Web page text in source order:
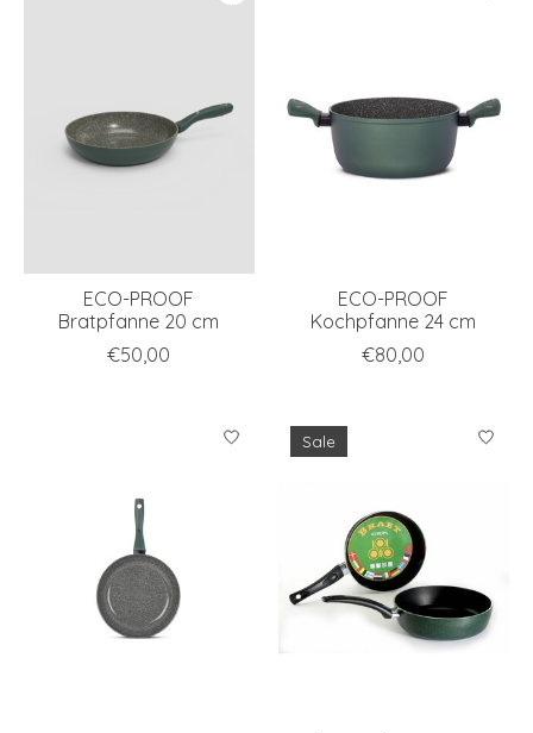
ECO-PROOF
Bratpfanne 20 cm
€50,00
ECO-PROOF
Kochpfanne 24 cm
€80,00
Sale